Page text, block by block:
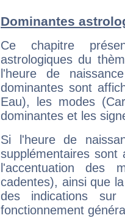
Dominantes
Ce chapitre
astrologiques du
l'heure de
dominantes sont
Eau), les modes
dominantes et les
Si l'heure de
supplémentaires sont
l'accentuation des
cadentes), ainsi que
des indications sur
fonctionnement